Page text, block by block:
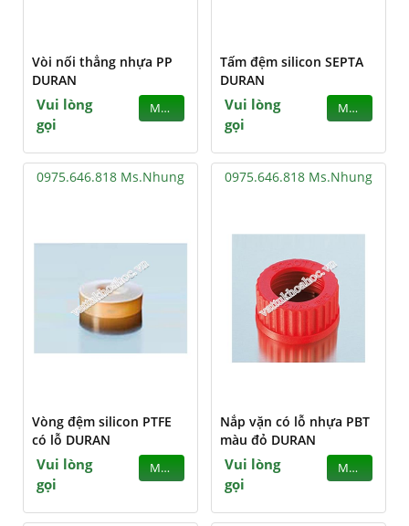
Vòi nối thẳng nhựa PP
DURAN
Vui lòng
gọi
MUA
Tấm đệm silicon SEPTA
DURAN
Vui lòng
gọi
MUA
0975.646.818 Ms.Nhung
Vòng đệm silicon PTFE
có lỗ DURAN
Vui lòng
gọi
MUA
0975.646.818 Ms.Nhung
Nắp vặn có lỗ nhựa PBT
màu đỏ DURAN
Vui lòng
gọi
MUA